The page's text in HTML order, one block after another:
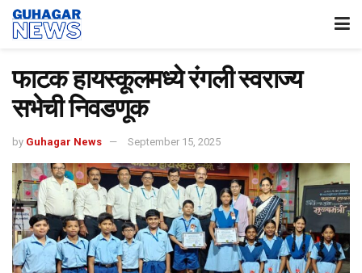
फाटक हायस्कूलमध्ये रंगली स्वराज्य
सभेची निवडणूक
by Guhagar News September 15, 2025